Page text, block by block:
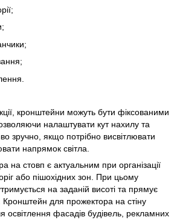
кронштейни можуть бути фіксованими
налаштувати кут нахилу та
зручно, якщо потрібно висвітлювати
напрямок світла.
на стовп є актуальним при організації
або пішохідних зон. При цьому
на заданій висоті та прямує
Кронштейн для прожектора на стіну
освітлення фасадів будівель, рекламних